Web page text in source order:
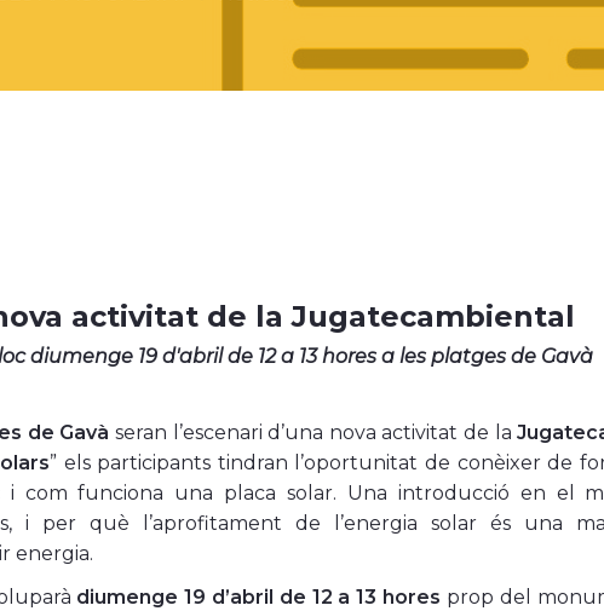
activitat de la Jugatecambiental
diumenge 19 d'abril de 12 a 13 hores a les platges de Gavà
de Gavà seran l’escenari d’una nova activitat de la
” els participants tindran l’oportunitat de conèixer de
i com funciona una placa solar. Una introducció en el
i per què l’aprofitament de l’energia solar és una
energia.
diumenge 19 d’abril de 12 a 13 hores prop del